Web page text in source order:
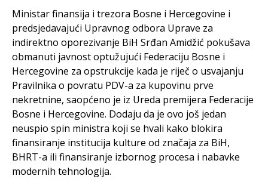
Ministar finansija i trezora Bosne i Hercegovine i
predsjedavajući Upravnog odbora Uprave za
indirektno oporezivanje BiH Srđan Amidžić pokušava
obmanuti javnost optužujući Federaciju Bosne i
Hercegovine za opstrukcije kada je riječ o usvajanju
Pravilnika o povratu PDV-a za kupovinu prve
nekretnine, saopćeno je iz Ureda premijera Federacije
Bosne i Hercegovine. Dodaju da je ovo još jedan
neuspio spin ministra koji se hvali kako blokira
finansiranje institucija kulture od značaja za BiH,
BHRT-a ili finansiranje izbornog procesa i nabavke
modernih tehnologija.